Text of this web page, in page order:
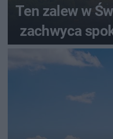
Ten zalew w
zachwyca